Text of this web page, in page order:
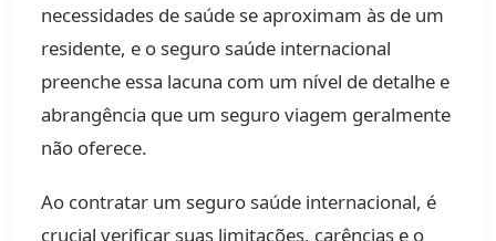
necessidades de saúde se aproximam às de um
residente, e o seguro saúde internacional
preenche essa lacuna com um nível de detalhe e
abrangência que um seguro viagem geralmente
não oferece.
Ao contratar um seguro saúde internacional, é
crucial verificar suas limitações, carências e o